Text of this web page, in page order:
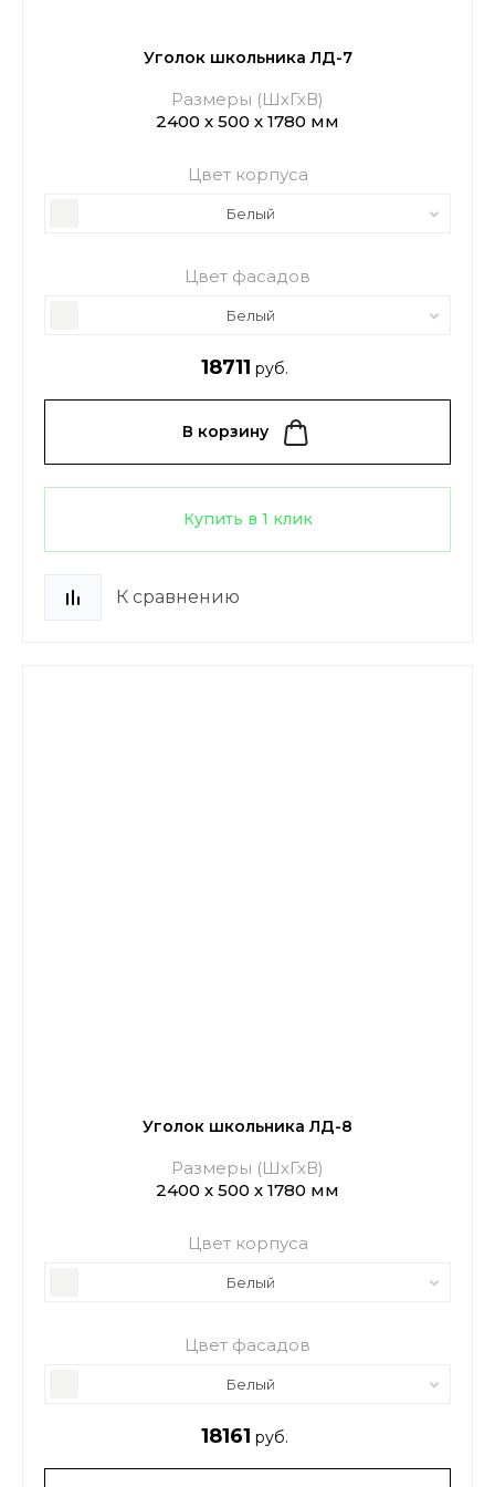
Уголок школьника ЛД-7
Размеры (ШхГхВ)
2400 х 500 х 1780 мм
Цвет корпуса
Белый
Цвет фасадов
Белый
18711 руб.
В корзину
Купить в 1 клик
К сравнению
Уголок школьника ЛД-8
Размеры (ШхГхВ)
2400 х 500 х 1780 мм
Цвет корпуса
Белый
Цвет фасадов
Белый
18161 руб.